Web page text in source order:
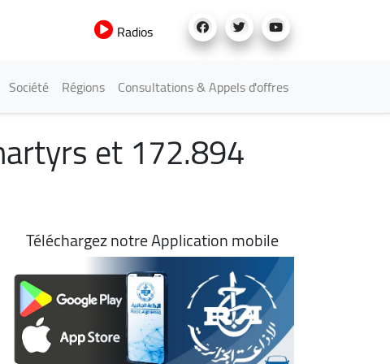
Radios
Société Régions Consultations & Appels d'offres
et 172.894
Téléchargez notre Application mobile